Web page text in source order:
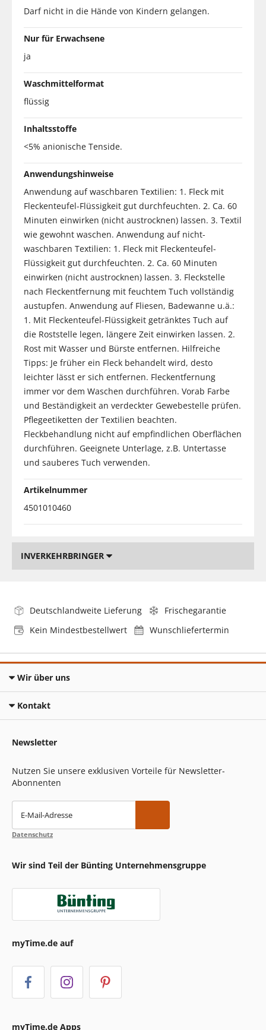
Darf nicht in die Hände von Kindern gelangen.
Nur für Erwachsene
ja
Waschmittelformat
flüssig
Inhaltsstoffe
<5% anionische Tenside.
Anwendungshinweise
Anwendung auf waschbaren Textilien: 1. Fleck mit
Fleckenteufel-Flüssigkeit gut durchfeuchten. 2. Ca. 60
Minuten einwirken (nicht austrocknen) lassen. 3. Textil
wie gewohnt waschen. Anwendung auf nicht-
waschbaren Textilien: 1. Fleck mit Fleckenteufel-
Flüssigkeit gut durchfeuchten. 2. Ca. 60 Minuten
einwirken (nicht austrocknen) lassen. 3. Fleckstelle
nach Fleckentfernung mit feuchtem Tuch vollständig
austupfen. Anwendung auf Fliesen, Badewanne u.ä.:
1. Mit Fleckenteufel-Flüssigkeit getränktes Tuch auf
die Roststelle legen, längere Zeit einwirken lassen. 2.
Rost mit Wasser und Bürste entfernen. Hilfreiche
Tipps: Je früher ein Fleck behandelt wird, desto
leichter lässt er sich entfernen. Fleckentfernung
immer vor dem Waschen durchführen. Vorab Farbe
und Beständigkeit an verdeckter Gewebestelle prüfen.
Pflegeetiketten der Textilien beachten.
Fleckbehandlung nicht auf empfindlichen Oberflächen
durchführen. Geeignete Unterlage, z.B. Untertasse
und sauberes Tuch verwenden.
Artikelnummer
4501010460
INVERKEHRBRINGER
Deutschlandweite Lieferung
Frischegarantie
Kein Mindestbestellwert
Wunschliefertermin
Wir über uns
Kontakt
Newsletter
Nutzen Sie unsere exklusiven Vorteile für Newsletter-
Abonnenten
E-Mail-Adresse
Datenschutz
Wir sind Teil der Bünting Unternehmensgruppe
myTime.de auf
myTime.de Apps